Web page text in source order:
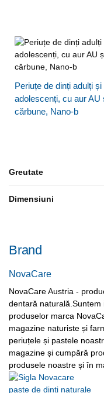
Periuțe de dinți adulți și
adolescenți, cu aur AU
cărbune, Nano-b
Greutate
Dimensiuni
Brand
NovaCare
NovaCare Austria -
dentară
produselor marca
magazine naturiste și
periuțele și pastele
magazine și cumpără
produsele noastre și în